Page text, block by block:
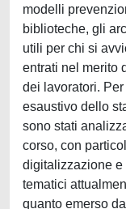
modelli
biblioteche, gli
utili per chi si
entrati nel merito
dei lavoratori.
esaustivo dello
sono stati
corso, con
digitalizzazione
tematici
quanto emerso